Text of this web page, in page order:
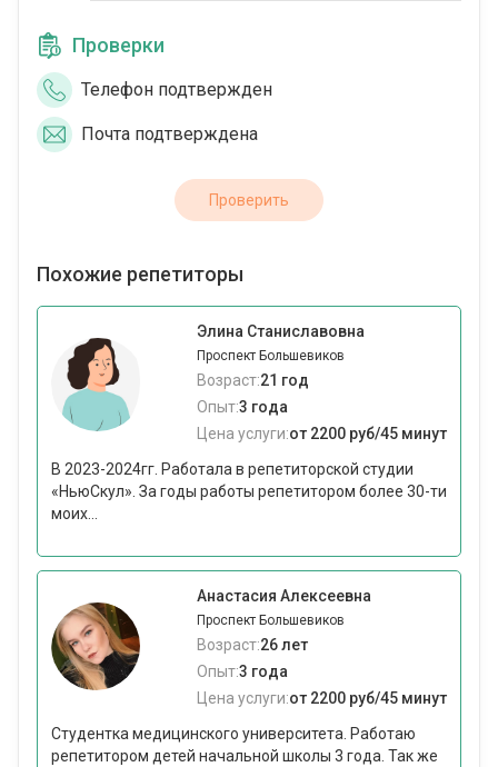
Проверки
Телефон подтвержден
Почта подтверждена
Проверить
Похожие репетиторы
Элина Станиславовна
Проспект Большевиков
Возраст:21 год
Опыт:3 года
Цена услуги:от 2200 руб/45 минут
В 2023-2024гг. Работала в репетиторской студии
«НьюСкул». За годы работы репетитором более 30-ти
моих...
Анастасия Алексеевна
Проспект Большевиков
Возраст:26 лет
Опыт:3 года
Цена услуги:от 2200 руб/45 минут
Студентка медицинского университета. Работаю
репетитором детей начальной школы 3 года. Так же